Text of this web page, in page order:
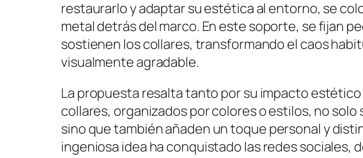
restaurarlo y adaptar su estética al entorno, se
metal detrás del marco. En este soporte, se fijan
sostienen los collares, transformando el caos
visualmente agradable.
La propuesta resalta tanto por su impacto
collares, organizados por colores o estilos, no
sino que también añaden un toque personal y
ingeniosa idea ha conquistado las redes sociales,